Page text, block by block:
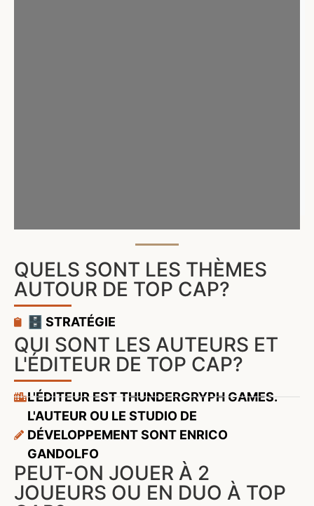
QUELS SONT LES THÈMES
AUTOUR DE TOP CAP?
🗄️ STRATÉGIE
QUI SONT LES AUTEURS ET
L'ÉDITEUR DE TOP CAP?
L'ÉDITEUR EST THUNDERGRYPH GAMES.
L'AUTEUR OU LE STUDIO DE
DÉVELOPPEMENT SONT ENRICO
GANDOLFO
PEUT-ON JOUER À 2
JOUEURS OU EN DUO À TOP